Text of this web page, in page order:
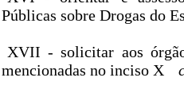
Públicas sobre Drogas do
XVII - solicitar aos
mencionadas no inciso X